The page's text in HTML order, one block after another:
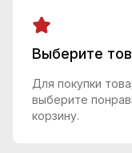
Выберите
Для покупки
выберите
корзину.